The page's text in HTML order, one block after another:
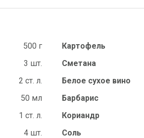
500 г Картофель
3 шт. Сметана
2 ст. л. Белое сухое вино
50 мл Барбарис
1 ст. л. Кориандр
4 шт. Соль